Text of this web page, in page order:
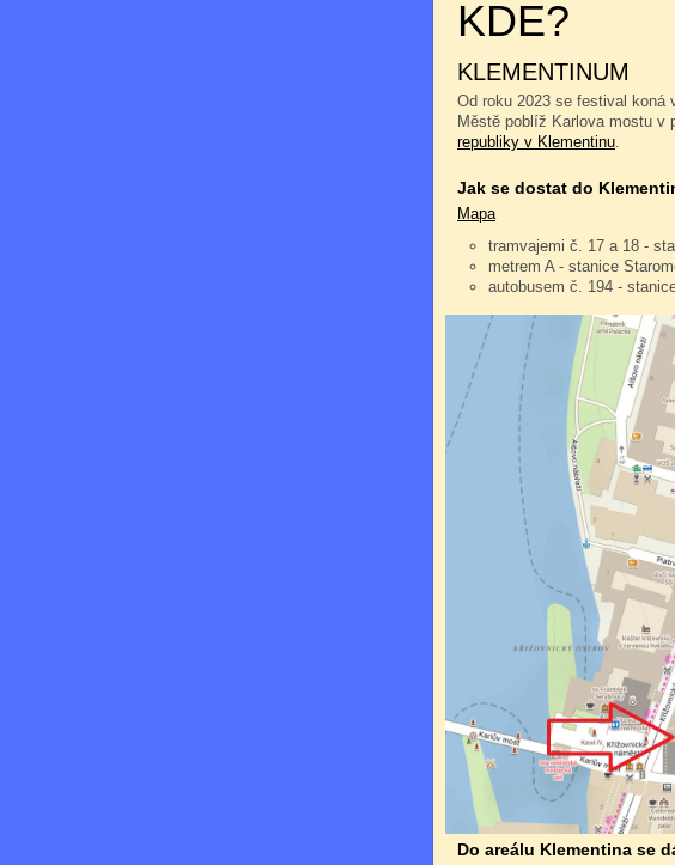
KDE?
KLEMENTINUM
Od roku 2023 se festival koná
Městě poblíž Karlova mostu v
republiky v Klementinu.
Jak se dostat do
Mapa
tramvajemi č. 17 a 18 -
metrem A - stanice
autobusem č. 194 -
Do areálu Klementina se